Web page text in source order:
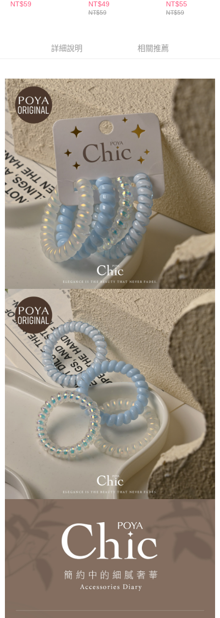
結帳頁面，進行簡訊認證並確認金額後，即可完成結帳。
２．訂單成立數日內，您將收到繳費通知簡訊。
※ 請注意：結帳手續完成當下不需立刻繳費，但若您需要取消訂單，請聯絡
購買商品的店家。未經商家同意取消之訂單仍視為有效，需透過AFTEE先享
是否繳費成功／繳費後需取消欲退款等相關疑問，請聯繫「AFTEE先享後付
客戶支援中心」https://netprotections.freshdesk.com/support/home
【注意事項】
１．透過由恩沛科技股份有限公司提供之「AFTEE先享後付」服務完成之交
易，需依本服務之必要範圍內提供個人資料，並將交易相關給付款項請求債
權轉讓予恩沛科技股份有限公司。
２．關於個人資料處理事宜，請瀏覽以下網址：
https://aftee.tw/terms/#terms3
３．未成年的使用者請事先徵得法定代理人或監護人之同意方可使用
「AFTEE先享後付」，若未經同意申辦者引起之損失，本公司不負相關責
任。
４．使用「AFTEE先享後付」時，將依據個別帳號之用戶狀況，依本公司即
時審查核予不同之上限額度；若仍有額度不足之情形，本公司將視審查結果
請求用戶進行身份認證。
５．嚴禁一人註冊多個帳號或使用他人資訊註冊。若發現惡意使用之情形，
恩沛科技股份有限公司將有權停止該用戶之使用額度並採取法律行動。
付款後全家取貨
每筆NT$65，滿NT$490(含以上)免運費
每筆NT$65，滿NT$490(含以上)免運費
7-11取貨付款
每筆NT$65，滿NT$490(含以上)免運費
付款後7-11取貨
每筆NT$65，滿NT$490(含以上)免運費
宅配(本島)
每筆NT$100，滿NT$790(含以上)免運費
付款後寶雅門市自取(由倉庫統一出貨)
每筆NT$80，滿NT$290(含以上)免運費
NT$59
NT$49
NT$59
NT$55
NT$59
詳細說明 相關推薦